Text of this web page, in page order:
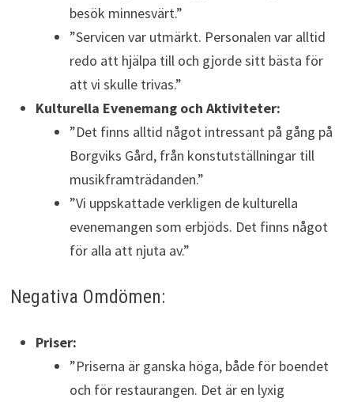
besök minnesvärt.”
”Servicen var utmärkt. Personalen var alltid
redo att hjälpa till och gjorde sitt bästa för
att vi skulle trivas.”
Kulturella Evenemang och Aktiviteter:
”Det finns alltid något intressant på gång på
Borgviks Gård, från konstutställningar till
musikframträdanden.”
”Vi uppskattade verkligen de kulturella
evenemangen som erbjöds. Det finns något
för alla att njuta av.”
Negativa Omdömen:
Priser:
”Priserna är ganska höga, både för boendet
och för restaurangen. Det är en lyxig